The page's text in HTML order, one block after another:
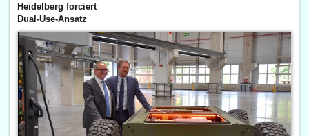
Heidelberg forciert
Dual-Use-Ansatz